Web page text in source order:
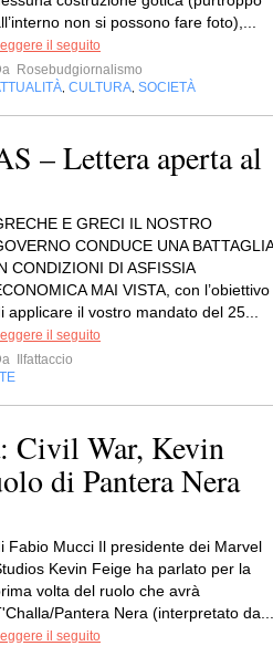
non si possono fare foto),...
il seguito
Rosebudgiornalismo
, CULTURA, SOCIETÀ
– Lettera aperta al
E GRECI IL NOSTRO
CONDUCE UNA BATTAGLIA
CONDIZIONI DI ASFISSIA
MAI VISTA, con l’obiettivo
applicare il vostro mandato del 25...
il seguito
Ilfattaccio
Civil War, Kevin
di Pantera Nera
Fabio Mucci Il presidente dei Marvel
Kevin Feige ha parlato per la
volta del ruolo che avrà
Pantera Nera (interpretato da...
il seguito